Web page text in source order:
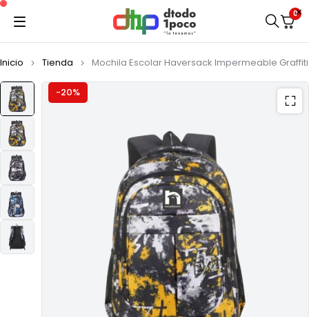
0
Inicio Tienda Mochila Escolar Haversack Impermeable Graffiti
-20%